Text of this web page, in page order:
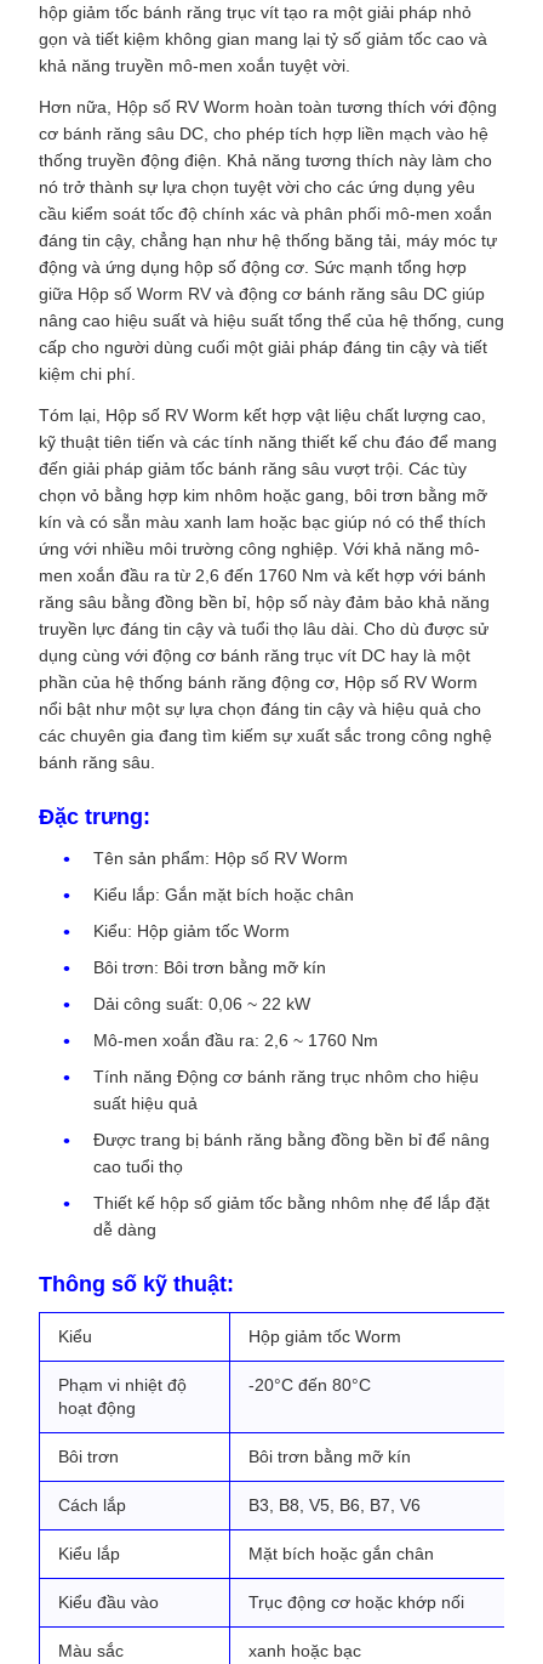
hộp giảm tốc bánh răng trục vít tạo ra một giải pháp nhỏ
gọn và tiết kiệm không gian mang lại tỷ số giảm tốc cao và
khả năng truyền mô-men xoắn tuyệt vời.
Hơn nữa, Hộp số RV Worm hoàn toàn tương thích với động
cơ bánh răng sâu DC, cho phép tích hợp liền mạch vào hệ
thống truyền động điện. Khả năng tương thích này làm cho
nó trở thành sự lựa chọn tuyệt vời cho các ứng dụng yêu
cầu kiểm soát tốc độ chính xác và phân phối mô-men xoắn
đáng tin cậy, chẳng hạn như hệ thống băng tải, máy móc tự
động và ứng dụng hộp số động cơ. Sức mạnh tổng hợp
giữa Hộp số Worm RV và động cơ bánh răng sâu DC giúp
nâng cao hiệu suất và hiệu suất tổng thể của hệ thống, cung
cấp cho người dùng cuối một giải pháp đáng tin cậy và tiết
kiệm chi phí.
Tóm lại, Hộp số RV Worm kết hợp vật liệu chất lượng cao,
kỹ thuật tiên tiến và các tính năng thiết kế chu đáo để mang
đến giải pháp giảm tốc bánh răng sâu vượt trội. Các tùy
chọn vỏ bằng hợp kim nhôm hoặc gang, bôi trơn bằng mỡ
kín và có sẵn màu xanh lam hoặc bạc giúp nó có thể thích
ứng với nhiều môi trường công nghiệp. Với khả năng mô-
men xoắn đầu ra từ 2,6 đến 1760 Nm và kết hợp với bánh
răng sâu bằng đồng bền bỉ, hộp số này đảm bảo khả năng
truyền lực đáng tin cậy và tuổi thọ lâu dài. Cho dù được sử
dụng cùng với động cơ bánh răng trục vít DC hay là một
phần của hệ thống bánh răng động cơ, Hộp số RV Worm
nổi bật như một sự lựa chọn đáng tin cậy và hiệu quả cho
các chuyên gia đang tìm kiếm sự xuất sắc trong công nghệ
bánh răng sâu.
Đặc trưng:
Tên sản phẩm: Hộp số RV Worm
Kiểu lắp: Gắn mặt bích hoặc chân
Kiểu: Hộp giảm tốc Worm
Bôi trơn: Bôi trơn bằng mỡ kín
Dải công suất: 0,06 ~ 22 kW
Mô-men xoắn đầu ra: 2,6 ~ 1760 Nm
Tính năng Động cơ bánh răng trục nhôm cho hiệu
suất hiệu quả
Được trang bị bánh răng bằng đồng bền bỉ để nâng
cao tuổi thọ
Thiết kế hộp số giảm tốc bằng nhôm nhẹ để lắp đặt
dễ dàng
Thông số kỹ thuật:
Kiểu Hộp giảm tốc Worm
Phạm vi nhiệt độ
hoạt động
-20°C đến 80°C
Bôi trơn Bôi trơn bằng mỡ kín
Cách lắp B3, B8, V5, B6, B7, V6
Kiểu lắp Mặt bích hoặc gắn chân
Kiểu đầu vào Trục động cơ hoặc khớp nối
Màu sắc xanh hoặc bạc